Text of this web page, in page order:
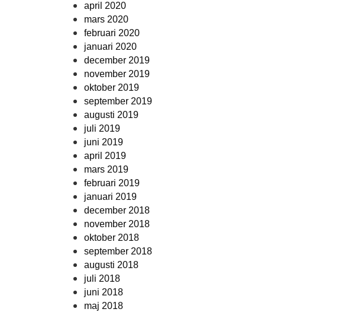
april 2020
mars 2020
februari 2020
januari 2020
december 2019
november 2019
oktober 2019
september 2019
augusti 2019
juli 2019
juni 2019
april 2019
mars 2019
februari 2019
januari 2019
december 2018
november 2018
oktober 2018
september 2018
augusti 2018
juli 2018
juni 2018
maj 2018